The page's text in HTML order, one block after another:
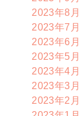
2023年8月
2023年7月
2023年6月
2023年5月
2023年4月
2023年3月
2023年2月